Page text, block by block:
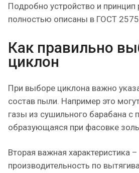
Подробно устройство и
полностью описаны в ГОСТ
Как правильно
циклон
При выборе циклона важно
состав пыли. Например это
газы из сушильного барабана с
образующаяся при фасовке
Вторая важная характеристика –
производительность по